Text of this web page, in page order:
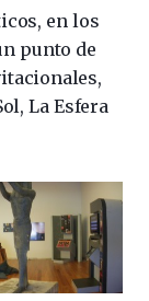
en los
punto de
La Esfera